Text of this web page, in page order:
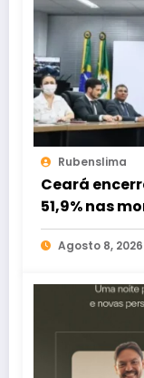
Rubenslima
Ceará
51,9% nas
registra
Agosto 8, 2026